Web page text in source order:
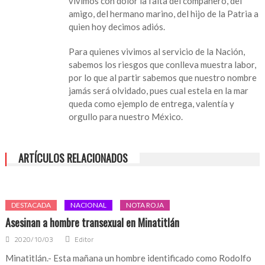
amigo, del hermano marino, del hijo de la Patria a
quien hoy decimos adiós.
Para quienes vivimos al servicio de la Nación,
sabemos los riesgos que conlleva muestra labor,
por lo que al partir sabemos que nuestro nombre
jamás será olvidado, pues cual estela en la mar
queda como ejemplo de entrega, valentía y
orgullo para nuestro México.
ARTÍCULOS RELACIONADOS
DESTACADA NACIONAL NOTA ROJA
Asesinan a hombre transexual en Minatitlán
2020/10/03 Editor
Minatitlán.- Esta mañana un hombre identificado como Rodolfo